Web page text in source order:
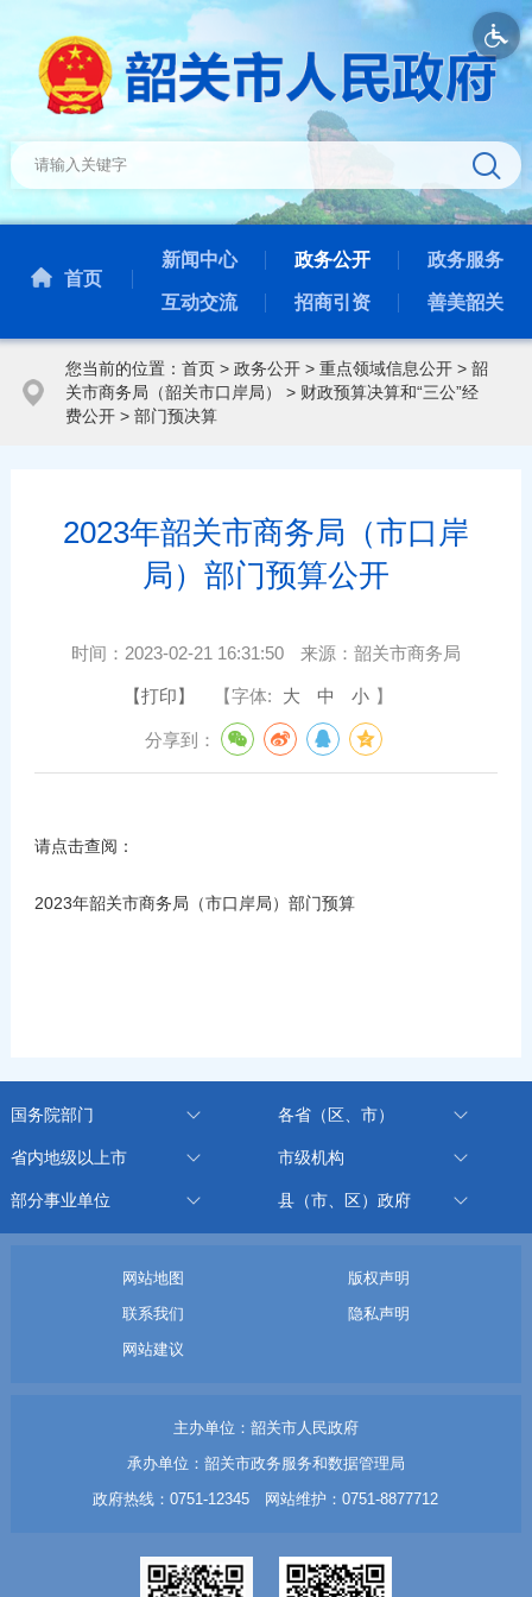
首页
新闻中心 政务公开 政务服务
互动交流 招商引资 善美韶关
您当前的位置： 首页> 政务公开> 重点领域信息公开> 韶
关市商务局（韶关市口岸局）
> 财政预算决算和“三公”经
费公开> 部门预决算
2023年韶关市商务局（市口岸
局）部门预算公开
时间： 2023-02-21 16:31:50 来源： 韶关市商务局
【打印】 【字体: 大 中 小 】
分享到：
请点击查阅：
2023年韶关市商务局（市口岸局）部门预算
国务院部门 各省（区、市）
省内地级以上市 市级机构
部分事业单位 县（市、区）政府
网站地图
版权声明
联系我们
隐私声明
网站建议
主办单位：韶关市人民政府
承办单位：韶关市政务服务和数据管理局
政府热线：0751-12345 网站维护：0751-8877712